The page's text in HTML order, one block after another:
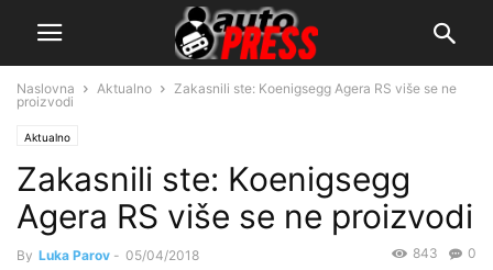
Naslovna Aktualno
Zakasnili ste: Koenigsegg Agera RS više se ne
proizvodi
Aktualno
Zakasnili ste: Koenigsegg
Agera RS više se ne proizvodi
By Luka Parov - 05/04/2018 0
843